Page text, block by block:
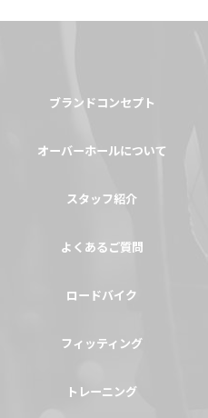
ブランドコンセプト
オーバーホールについて
スタッフ紹介
よくあるご質問
ロードバイク
フィッティング
トレーニング